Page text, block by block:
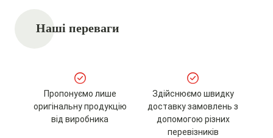
Наші переваги
Пропонуємо лише
оригінальну продукцію
від виробника
Здійснюємо швидку
доставку замовлень з
допомогою різних
перевізників